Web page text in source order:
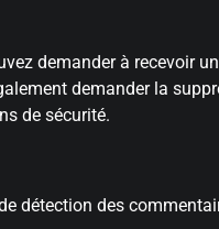
demander à recevoir
demander la
de sécurité.
détection des